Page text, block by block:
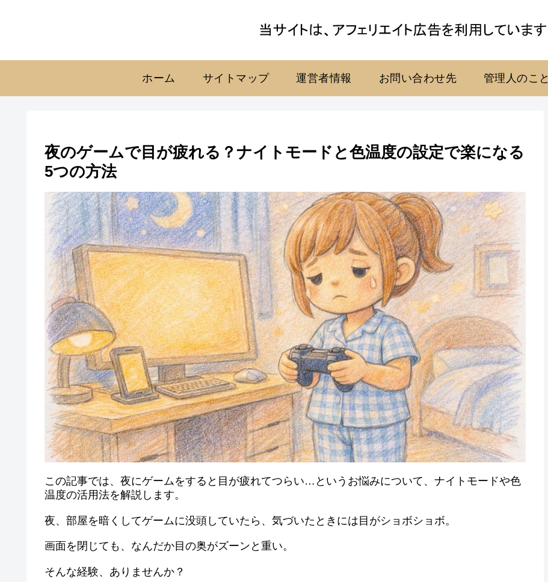
ホーム サイトマップ 運営者情報 お問い合わせ先 管理人のこと
夜のゲームで目が疲れる？ナイトモードと色温度の設定で楽になる
5つの方法
この記事では、夜にゲームをすると目が疲れてつらい…というお悩みについて、ナイトモードや色
温度の活用法を解説します。
夜、部屋を暗くしてゲームに没頭していたら、気づいたときには目がショボショボ。
画面を閉じても、なんだか目の奥がズーンと重い。
そんな経験、ありませんか？